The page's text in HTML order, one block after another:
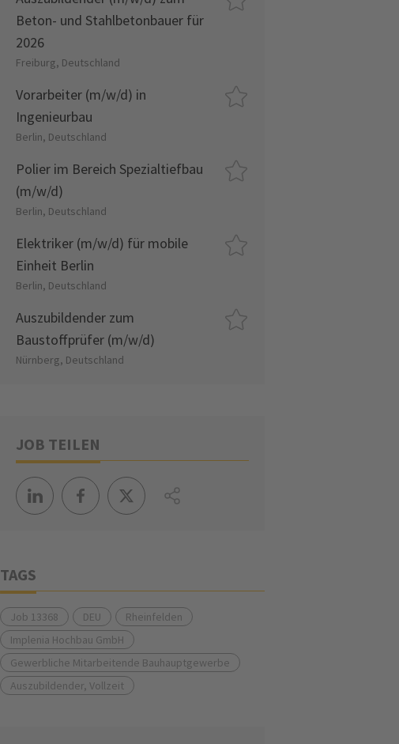
Beton- und Stahlbetonbauer für
2026
Freiburg, Deutschland
Vorarbeiter (m/w/d) in
Ingenieurbau
Berlin, Deutschland
Polier im Bereich Spezialtiefbau
(m/w/d)
Berlin, Deutschland
Elektriker (m/w/d) für mobile
Einheit Berlin
Berlin, Deutschland
Auszubildender zum
Baustoffprüfer (m/w/d)
Nürnberg, Deutschland
JOB TEILEN
TAGS
Job 13368 DEU
Rheinfelden
Implenia Hochbau GmbH
Gewerbliche Mitarbeitende Bauhauptgewerbe
Auszubildender, Vollzeit